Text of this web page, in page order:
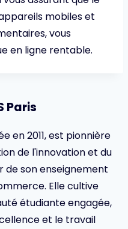
mobiles et
vous
en ligne rentable.
Paris
en 2011, est pionnière
de l'innovation et du
son enseignement
Elle cultive
étudiante engagée,
et le travail